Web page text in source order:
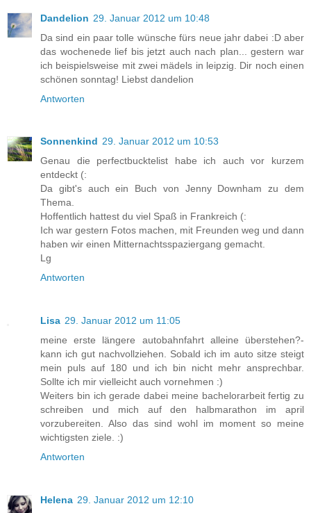
Dandelion 29. Januar 2012 um 10:48
Da sind ein paar tolle wünsche fürs neue jahr dabei :D aber
das wochenede lief bis jetzt auch nach plan... gestern war
ich beispielsweise mit zwei mädels in leipzig. Dir noch einen
schönen sonntag! Liebst dandelion
Antworten
Sonnenkind 29. Januar 2012 um 10:53
Genau die perfectbucktelist habe ich auch vor kurzem
entdeckt (:
Da gibt's auch ein Buch von Jenny Downham zu dem
Thema.
Hoffentlich hattest du viel Spaß in Frankreich (:
Ich war gestern Fotos machen, mit Freunden weg und dann
haben wir einen Mitternachtsspaziergang gemacht.
Lg
Antworten
Lisa 29. Januar 2012 um 11:05
meine erste längere autobahnfahrt alleine überstehen?-
kann ich gut nachvollziehen. Sobald ich im auto sitze steigt
mein puls auf 180 und ich bin nicht mehr ansprechbar.
Sollte ich mir vielleicht auch vornehmen :)
Weiters bin ich gerade dabei meine bachelorarbeit fertig zu
schreiben und mich auf den halbmarathon im april
vorzubereiten. Also das sind wohl im moment so meine
wichtigsten ziele. :)
Antworten
Helena 29. Januar 2012 um 12:10